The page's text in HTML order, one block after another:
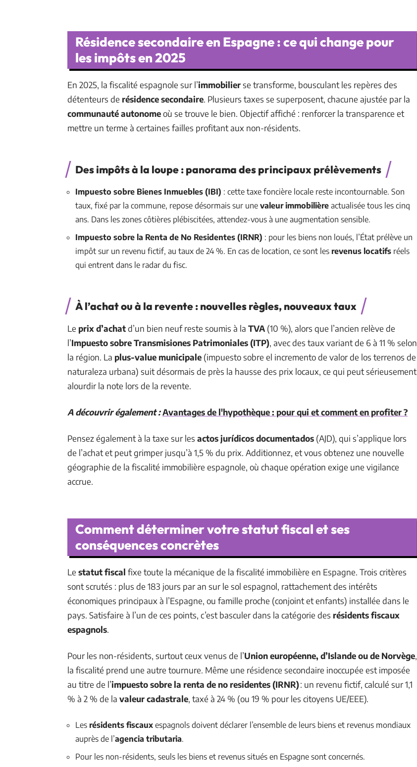
Résidence secondaire en Espagne : ce qui change pour
les impôts en 2025
En 2025, la fiscalité espagnole sur l’immobilierse transforme, bousculant les repères des
détenteurs de résidence secondaire. Plusieurs taxes se superposent, chacune ajustée par la
communauté autonomeoù se trouve le bien. Objectif affiché : renforcer la transparence et
mettre un terme à certaines failles profitant aux non-résidents.
Des impôts à la loupe : panorama des principaux prélèvements
Impuesto sobre Bienes Inmuebles (IBI) : cette taxe foncière locale reste incontournable. Son
taux, fixé par la commune, repose désormais sur une valeur immobilière actualisée tous les cinq
ans. Dans les zones côtières plébiscitées, attendez-vous à une augmentation sensible.
Impuesto sobre la Renta de No Residentes (IRNR) : pour les biens non loués, l’État prélève un
impôt sur un revenu fictif, au taux de 24 %. En cas de location, ce sont les revenus locatifs réels
qui entrent dans le radar du fisc.
À l’achat ou à la revente : nouvelles règles, nouveaux taux
Le prix d’achatd’un bien neuf reste soumis à la TVA (10 %), alors que l’ancien relève de
l’Impuesto sobre Transmisiones Patrimoniales (ITP), avec des taux variant de 6 à 11 % selon
la région. La plus-value municipale (impuesto sobre el incremento de valor de los terrenos de
naturaleza urbana) suit désormais de près la hausse des prix locaux, ce qui peut sérieusement
alourdir la note lors de la revente.
A découvrir également :Avantages de l'hypothèque : pour qui et comment en profiter ?
Pensez également à la taxe sur les actos jurídicos documentados (AJD), qui s’applique lors
de l’achat et peut grimper jusqu’à 1,5 % du prix. Additionnez, et vous obtenez une nouvelle
géographie de la fiscalité immobilière espagnole, où chaque opération exige une vigilance
accrue.
Comment déterminer votre statut fiscal et ses
conséquences concrètes
Le statut fiscal fixe toute la mécanique de la fiscalité immobilière en Espagne. Trois critères
sont scrutés : plus de 183 jours par an sur le sol espagnol, rattachement des intérêts
économiques principaux à l’Espagne, ou famille proche (conjoint et enfants) installée dans le
pays. Satisfaire à l’un de ces points, c’est basculer dans la catégorie des résidents fiscaux
espagnols.
Pour les non-résidents, surtout ceux venus de l’Union européenne, d’Islande ou de Norvège,
la fiscalité prend une autre tournure. Même une résidence secondaire inoccupée est imposée
au titre de l’impuesto sobre la renta de no residentes (IRNR): un revenu fictif, calculé sur 1,1
% à 2 % de la valeur cadastrale, taxé à 24 % (ou 19 % pour les citoyens UE/EEE).
Les résidents fiscaux espagnols doivent déclarer l’ensemble de leurs biens et revenus mondiaux
auprès de l’agencia tributaria.
Pour les non-résidents, seuls les biens et revenus situés en Espagne sont concernés.